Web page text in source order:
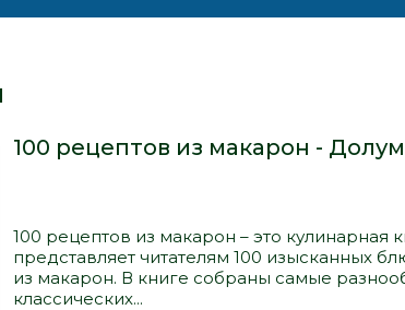
100 рецептов из макарон -
100 рецептов из макарон – это кулинарная
представляет читателям 100 изысканных
из макарон. В книге собраны самые
классических...